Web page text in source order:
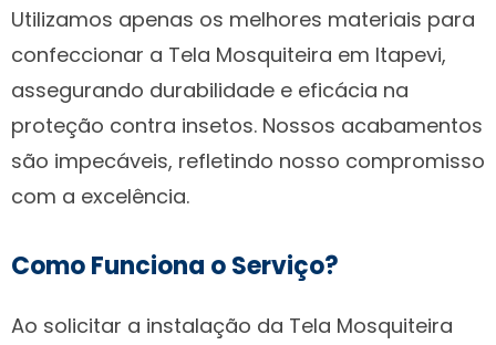
Utilizamos apenas os melhores materiais para
confeccionar a Tela Mosquiteira em Itapevi,
assegurando durabilidade e eficácia na
proteção contra insetos. Nossos acabamentos
são impecáveis, refletindo nosso compromisso
com a excelência.
Como Funciona o Serviço?
Ao solicitar a instalação da Tela Mosquiteira